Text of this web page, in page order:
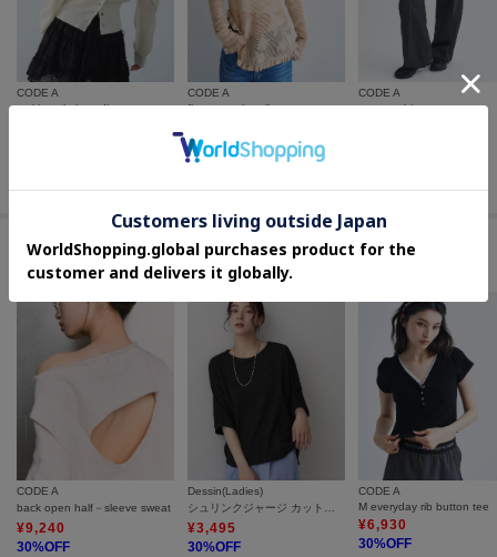
CODE A
multiway knit cardigan
CODE A
flower mesh pullover
50%OFF
CODE A
turn up chic trousers
セールアイテムからのおすすめ
CODE A
back open half－sleeve sweat
¥9,240
30%OFF
Dessin(Ladies)
シュリンクジャージ カットソー
¥3,495
30%OFF
CODE A
M everyday rib button tee
¥6,930
30%OFF